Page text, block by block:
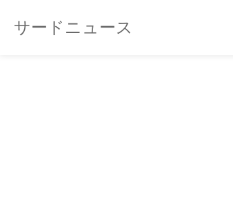
サードニュース